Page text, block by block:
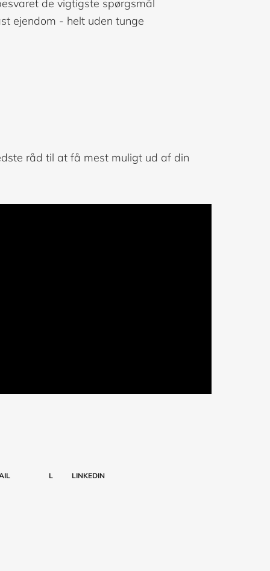
de vigtigste spørgsmål
ejendom - helt uden tunge
råd til at få mest muligt ud af din
L LINKEDIN